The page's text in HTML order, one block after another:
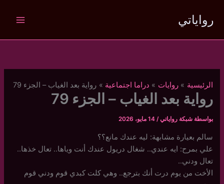
المحتوى
رواياتي
الرئيسية روايات دراما اجتماعية رواية بعد الغياب – الجزء 79
رواية بعد الغياب – الجزء 79
بواسطة شبكة رواياتي/14 مايو، 2026
سالم بعيارة مشابهة: ليه عندك مانع؟؟
علي بمرح: ايه عندي.. شغال دريول عندك أنت وياها.. تعال خذها..
تعال ودني..
الأخت من يوم درت أنك بترجع.. وهي كلت كبدي قوم ودني قوم